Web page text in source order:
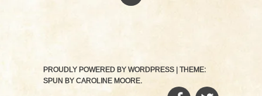
PROUDLY POWERED BY WORDPRESS
THEME:
SPUN BY CAROLINE MOORE.
FACEBOOK